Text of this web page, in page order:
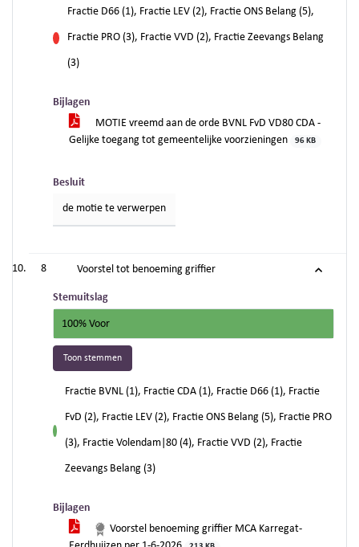
Fractie D66 (1), Fractie LEV (2), Fractie ONS Belang (5),
Fractie PRO (3), Fractie VVD (2), Fractie Zeevangs Belang
(3)
Bijlagen
MOTIE vreemd aan de orde BVNL FvD VD80 CDA -
Gelijke toegang tot gemeentelijke voorzieningen
96 KB
Besluit
de motie te verwerpen
8 Voorstel tot benoeming griffier
Stemuitslag
100% Voor
Toon stemmen
voor
Fractie BVNL (1), Fractie CDA (1), Fractie D66 (1), Fractie
FvD (2), Fractie LEV (2), Fractie ONS Belang (5), Fractie PRO
(3), Fractie Volendam|80 (4), Fractie VVD (2), Fractie
Zeevangs Belang (3)
Bijlagen
Voorstel benoeming griffier MCA Karregat-